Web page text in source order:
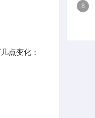
点变化：
8